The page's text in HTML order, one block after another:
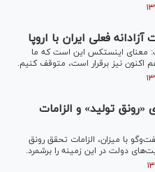
فعلی ایران با اروپا
اینستکس این است که ما
اکنون نیز برقرار است، متوقف کنیم.
تولید» و الزامات
با میزان، الزامات تحقق رونق